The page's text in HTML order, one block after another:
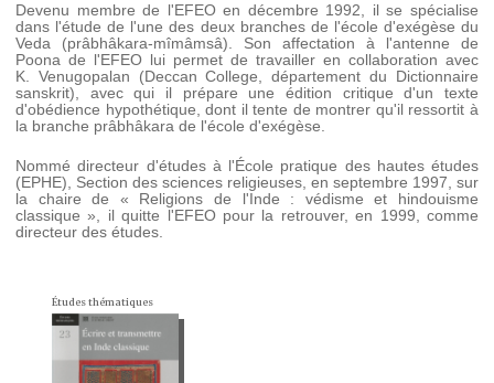
Devenu membre de l'EFEO en décembre 1992, il se spécialise
dans l'étude de l'une des deux branches de l'école d'exégèse du
Veda (prâbhâkara-mîmâmsâ). Son affectation à l'antenne de
Poona de l'EFEO lui permet de travailler en collaboration avec
K. Venugopalan (Deccan College, département du Dictionnaire
sanskrit), avec qui il prépare une édition critique d'un texte
d'obédience hypothétique, dont il tente de montrer qu'il ressortit à
la branche prâbhâkara de l'école d'exégèse.
Nommé directeur d'études à l'École pratique des hautes études
(EPHE), Section des sciences religieuses, en septembre 1997, sur
la chaire de « Religions de l'Inde : védisme et hindouisme
classique », il quitte l'EFEO pour la retrouver, en 1999, comme
directeur des études.
Études thématiques